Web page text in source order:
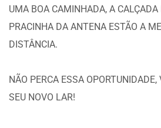
UMA BOA CAMINHADA, A CALÇADA
PRACINHA DA ANTENA ESTÃO A
DISTÂNCIA.
NÃO PERCA ESSA OPORTUNIDADE,
SEU NOVO LAR!